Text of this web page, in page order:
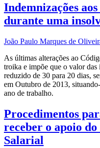
Indemnizações
durante uma
João Paulo Marques de
As últimas alterações ao
troika e impõe que o valor das
reduzido de 30 para 20 dias,
em Outubro de 2013,
ano de trabalho.
Procedimentos
receber o apoio
Salarial